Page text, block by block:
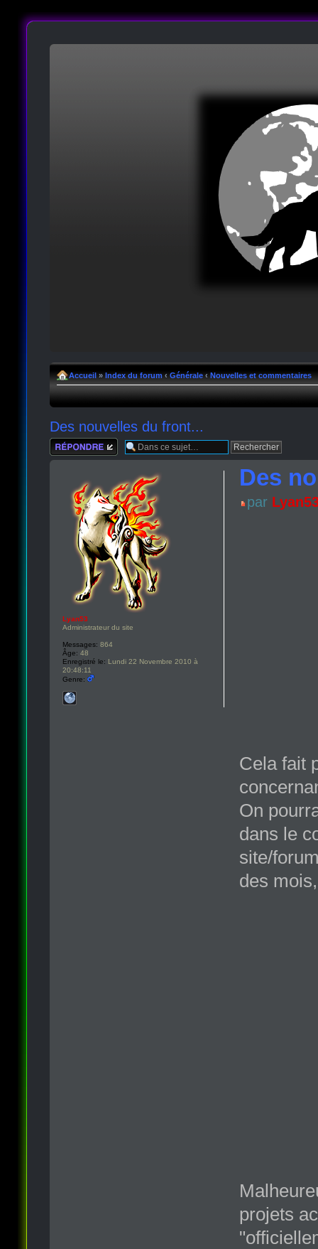
Accueil » Index du forum ‹ Générale ‹ Nouvelles et commentaires
Des nouvelles du front...
Répondre
Des
par
Cela fait
On
dans le
site/
des
projets
Lyan53
Administrateur du site
Messages: 864
Âge: 48
Enregistré le: Lundi 22 Novembre 2010 à
20:48:11
Genre: